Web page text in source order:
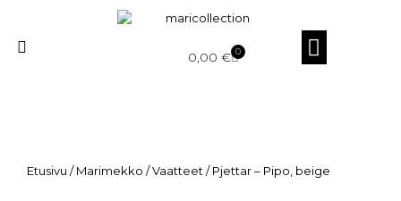
0,00 € 0
Etusivu /Marimekko /Vaatteet / Pjettar – Pipo, beige